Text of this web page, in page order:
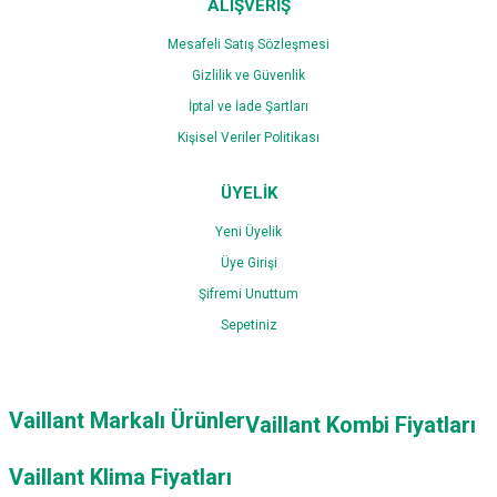
ALIŞVERİŞ
Mesafeli Satış Sözleşmesi
Gizlilik ve Güvenlik
İptal ve İade Şartları
Kişisel Veriler Politikası
ÜYELİK
Yeni Üyelik
Üye Girişi
Şifremi Unuttum
Sepetiniz
Vaillant Markalı ÜrünlerVaillant Kombi Fiyatları
Vaillant Klima Fiyatları